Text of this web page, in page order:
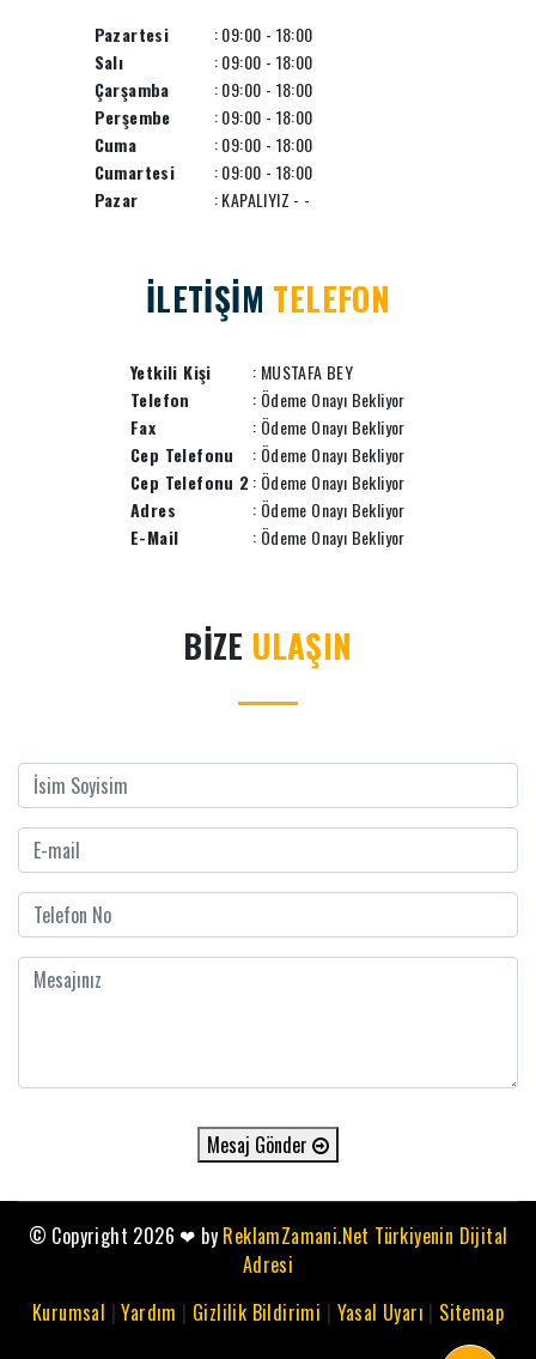
Pazartesi
: 09:00 - 18:00
Salı
: 09:00 - 18:00
Çarşamba
: 09:00 - 18:00
Perşembe
: 09:00 - 18:00
Cuma
: 09:00 - 18:00
Cumartesi
: 09:00 - 18:00
Pazar
: KAPALIYIZ - -
İLETİŞİM TELEFON
Yetkili Kişi
: MUSTAFA BEY
Telefon
: Ödeme Onayı Bekliyor
Fax
: Ödeme Onayı Bekliyor
Cep Telefonu
: Ödeme Onayı Bekliyor
Cep Telefonu 2: Ödeme Onayı Bekliyor
Adres
: Ödeme Onayı Bekliyor
E-Mail
: Ödeme Onayı Bekliyor
BİZE ULAŞIN
Mesaj Gönder
© Copyright 2026 ❤ by ReklamZamani.Net Türkiyenin Dijital
Adresi
Kurumsal |Yardım | Gizlilik Bildirimi | Yasal Uyarı | Sitemap